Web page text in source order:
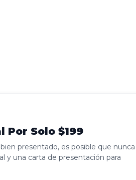
Por Solo $199
presentado, es posible que nunca
y una carta de presentación para